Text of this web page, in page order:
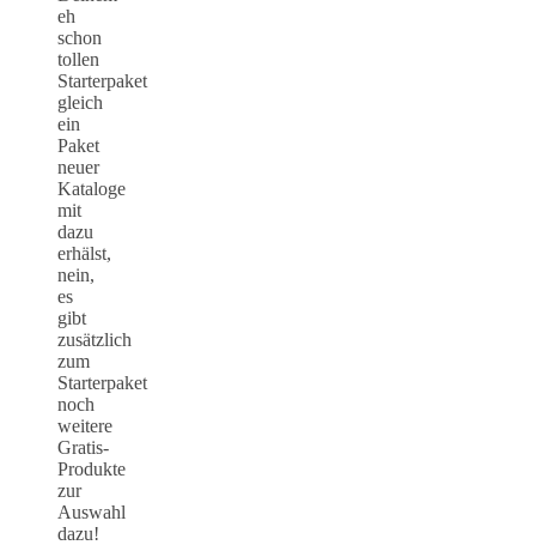
eh
schon
tollen
Starterpaket
gleich
ein
Paket
neuer
Kataloge
mit
dazu
erhälst,
nein,
es
gibt
zusätzlich
zum
Starterpaket
noch
weitere
Gratis-
Produkte
zur
Auswahl
dazu!